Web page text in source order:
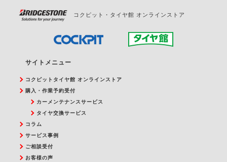
コクピット・タイヤ館 オンラインストア
サイトメニュー
コクピットタイヤ館 オンラインストア
購入・作業予約受付
カーメンテナンスサービス
タイヤ交換サービス
コラム
サービス事例
ご相談受付
お客様の声